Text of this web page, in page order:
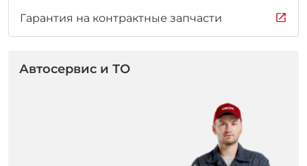
Гарантия на контрактные запчасти
Автосервис и ТО